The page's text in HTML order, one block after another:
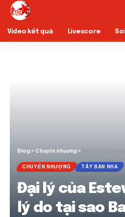
Video kết quả Livescore
Blog > Chuyển nhượng >
CHUYỂN NHƯỢNG TÂY BAN NHA
Đại lý của
lý do tại sao